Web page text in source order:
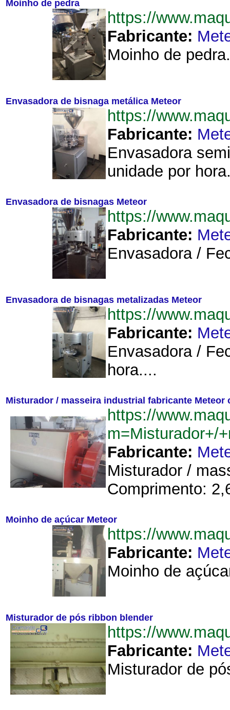
Moinho de pedra
https://
Fabricante:
Moinho de
Envasadora de bisnaga metálica Meteor
https://
Fabricante:
Envasadora
unidade por
Envasadora de bisnagas Meteor
https://
Fabricante:
Envasadora /
Envasadora de bisnagas metalizadas Meteor
https://
Fabricante:
Envasadora /
hora....
Misturador / masseira industrial fabricante Meteor
https://
m=Misturador+/
Fabricante:
Misturador /
Comprimento:
Moinho de açúcar Meteor
https://
Fabricante:
Moinho de
Misturador de pós ribbon blender
https://
Fabricante:
Misturador de